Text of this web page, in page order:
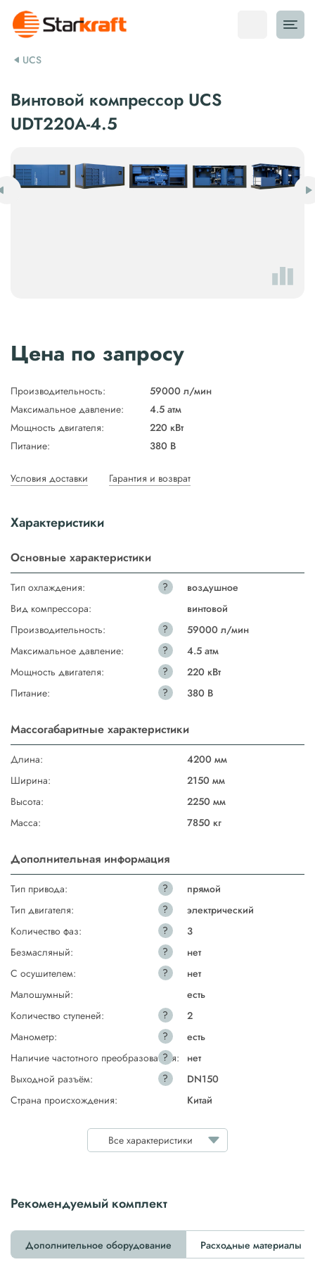
UCS
Винтовой компрессор UCS
UDT220A-4.5
Цена по запросу
Производительность:
59000 л/мин
Максимальное давление:
4.5 атм
Мощность двигателя:
220 кВт
Питание:
380 В
Условия доставки Гарантия и возврат
Характеристики
Основные характеристики
Тип охлаждения: ?
воздушное
Вид компрессора:
винтовой
Производительность:
?
59000 л/мин
Максимальное давление:
?
4.5 атм
Мощность двигателя:
?
220 кВт
Питание:
? 380 В
Массогабаритные характеристики
Длина:
4200 мм
Ширина:
2150 мм
Высота:
2250 мм
Масса:
7850 кг
Дополнительная информация
Тип привода: ?
прямой
Тип двигателя:
?
электрический
Количество фаз:
?
3
Безмасляный:
?
нет
С осушителем:
?
нет
Малошумный:
есть
Количество ступеней:
?
2
Манометр:
?
есть
Наличие частотного преобразователя:
?
нет
Выходной разъём:
?
DN150
Страна происхождения:
Китай
Все характеристики
Рекомендуемый комплект
Дополнительное оборудование Расходные материалы